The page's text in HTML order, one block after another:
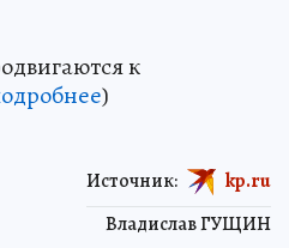
к
)
Владислав ГУЩИН
Источник: kp.ru